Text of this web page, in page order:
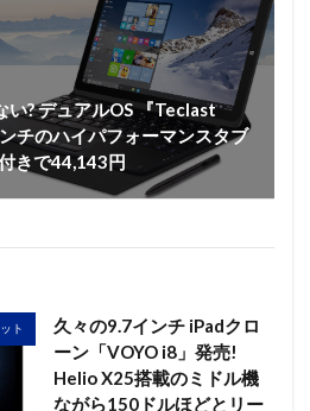
? デュアルOS 『Teclast
チのハイパフォーマンスタブ
きで44,143円
ト
久々の9.7インチ iPadクロ
ーン「VOYO i8」発売!
Helio X25搭載のミドル機
ながら150ドルほどとリー